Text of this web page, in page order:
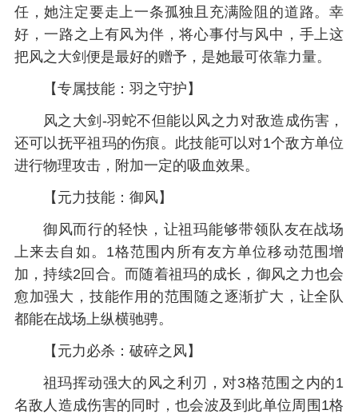
任，她注定要走上一条孤独且充满险阻的道路。幸
好，一路之上有风为伴，将心事付与风中，手上这
把风之大剑便是最好的赠予，是她最可依靠力量。
【专属技能：羽之守护】
风之大剑-羽蛇不但能以风之力对敌造成伤害，
还可以抚平祖玛的伤痕。此技能可以对1个敌方单位
进行物理攻击，附加一定的吸血效果。
【元力技能：御风】
御风而行的轻快，让祖玛能够带领队友在战场
上来去自如。1格范围内所有友方单位移动范围增
加，持续2回合。而随着祖玛的成长，御风之力也会
愈加强大，技能作用的范围随之逐渐扩大，让全队
都能在战场上纵横驰骋。
【元力必杀：破碎之风】
祖玛挥动强大的风之利刃，对3格范围之内的1
名敌人造成伤害的同时，也会波及到此单位周围1格